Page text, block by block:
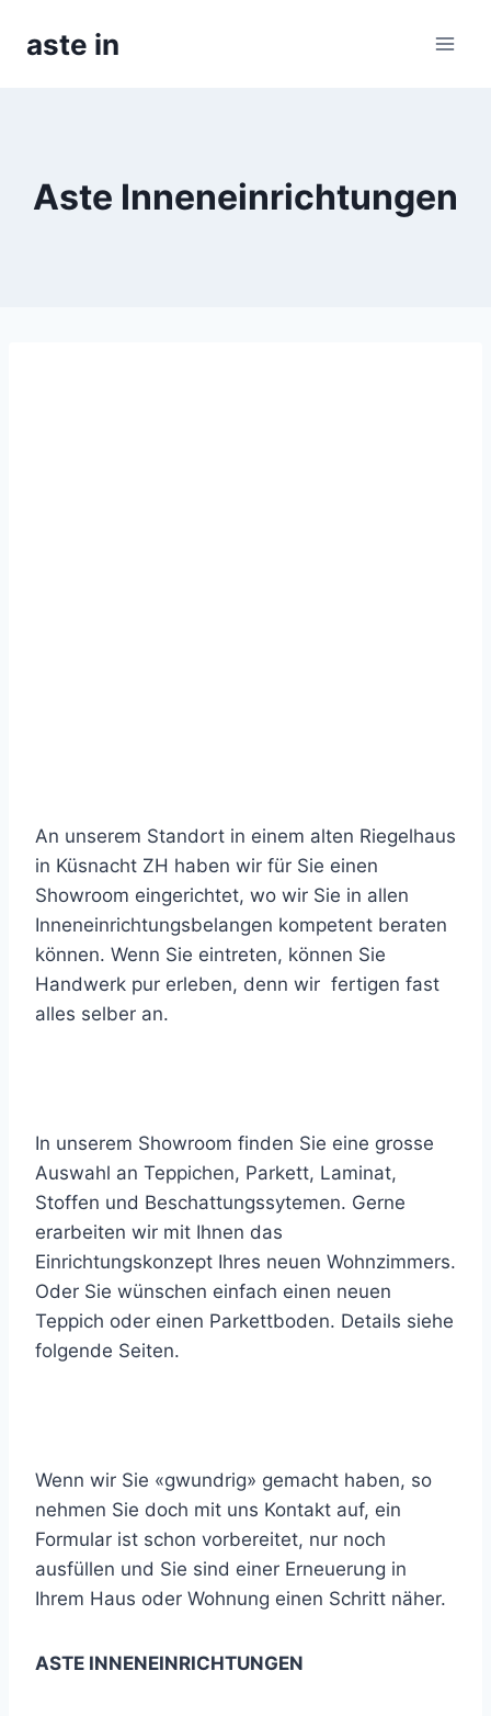
aste in
Aste Inneneinrichtungen
An unserem Standort in einem alten Riegelhaus
in Küsnacht ZH haben wir für Sie einen
Showroom eingerichtet, wo wir Sie in allen
Inneneinrichtungsbelangen kompetent beraten
können. Wenn Sie eintreten, können Sie
Handwerk pur erleben, denn wir fertigen fast
alles selber an.
In unserem Showroom finden Sie eine grosse
Auswahl an Teppichen, Parkett, Laminat,
Stoffen und Beschattungssytemen. Gerne
erarbeiten wir mit Ihnen das
Einrichtungskonzept Ihres neuen Wohnzimmers.
Oder Sie wünschen einfach einen neuen
Teppich oder einen Parkettboden. Details siehe
folgende Seiten.
Wenn wir Sie «gwundrig» gemacht haben, so
nehmen Sie doch mit uns Kontakt auf, ein
Formular ist schon vorbereitet, nur noch
ausfüllen und Sie sind einer Erneuerung in
Ihrem Haus oder Wohnung einen Schritt näher.
ASTE INNENEINRICHTUNGEN